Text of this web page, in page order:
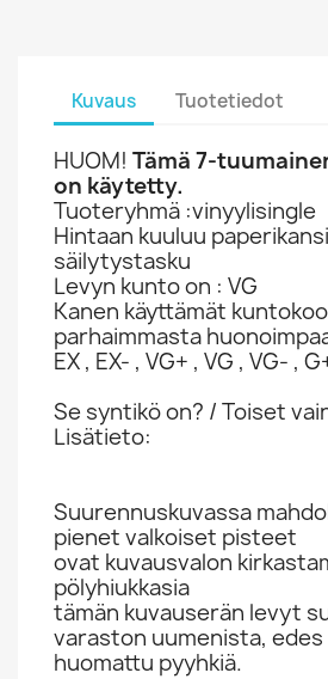
Kuvaus Tuotetiedot
HUOM! Tämä 7-
on käytetty.
Tuoteryhmä :vinyylisingle
Hintaan kuuluu
säilytystasku
Levyn kunto on : VG
Kanen käyttämät
parhaimmasta
EX , EX- , VG+ , VG , VG- ,
Se syntikö on? / Toiset
Lisätieto:
Suurennuskuvassa
pienet valkoiset pisteet
ovat kuvausvalon
pölyhiukkasia
tämän kuvauserän levyt
varaston uumenista, edes
huomattu pyyhkiä.